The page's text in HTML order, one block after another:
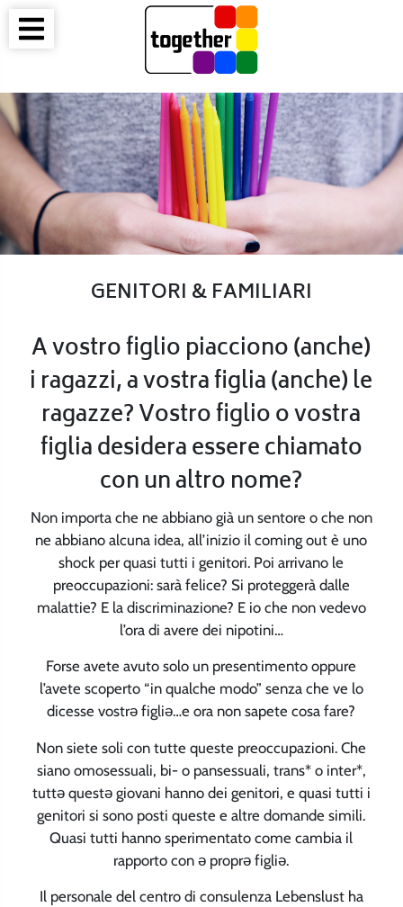
GENITORI & FAMILIARI
A vostro figlio piacciono (anche)
i ragazzi, a vostra figlia (anche) le
ragazze? Vostro figlio o vostra
figlia desidera essere chiamato
con un altro nome?
Non importa che ne abbiano già un sentore o che non
ne abbiano alcuna idea, all’inizio il coming out è uno
shock per quasi tutti i genitori. Poi arrivano le
preoccupazioni: sarà felice? Si proteggerà dalle
malattie? E la discriminazione? E io che non vedevo
l’ora di avere dei nipotini…
Forse avete avuto solo un presentimento oppure
l’avete scoperto “in qualche modo” senza che ve lo
dicesse vostrə figliə…e ora non sapete cosa fare?
Non siete soli con tutte queste preoccupazioni. Che
siano omosessuali, bi- o pansessuali, trans* o inter*,
tuttə questə giovani hanno dei genitori, e quasi tutti i
genitori si sono posti queste e altre domande simili.
Quasi tutti hanno sperimentato come cambia il
rapporto con ə proprə figliə.
Il personale del centro di consulenza Lebenslust ha